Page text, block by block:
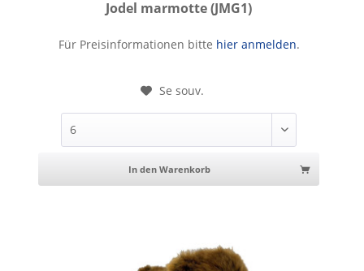
Jodel marmotte (JMG1)
Jodel marmotte
Für Preisinformationen bitte hier anmelden.
Se souv.
In den Warenkorb